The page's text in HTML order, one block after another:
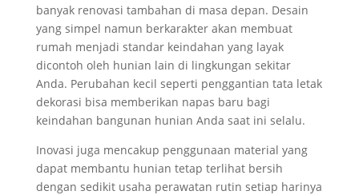
banyak renovasi tambahan di masa depan. Desain
yang simpel namun berkarakter akan membuat
rumah menjadi standar keindahan yang layak
dicontoh oleh hunian lain di lingkungan sekitar
Anda. Perubahan kecil seperti penggantian tata letak
dekorasi bisa memberikan napas baru bagi
keindahan bangunan hunian Anda saat ini selalu.
Inovasi juga mencakup penggunaan material yang
dapat membantu hunian tetap terlihat bersih
dengan sedikit usaha perawatan rutin setiap harinya